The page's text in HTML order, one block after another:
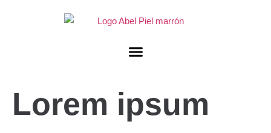
Lorem ipsum